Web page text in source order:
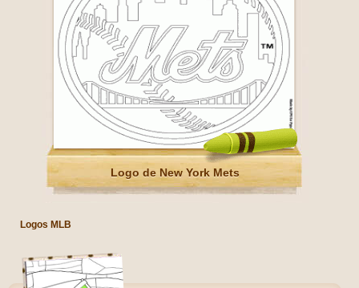
Logo de New York Mets
Logos MLB